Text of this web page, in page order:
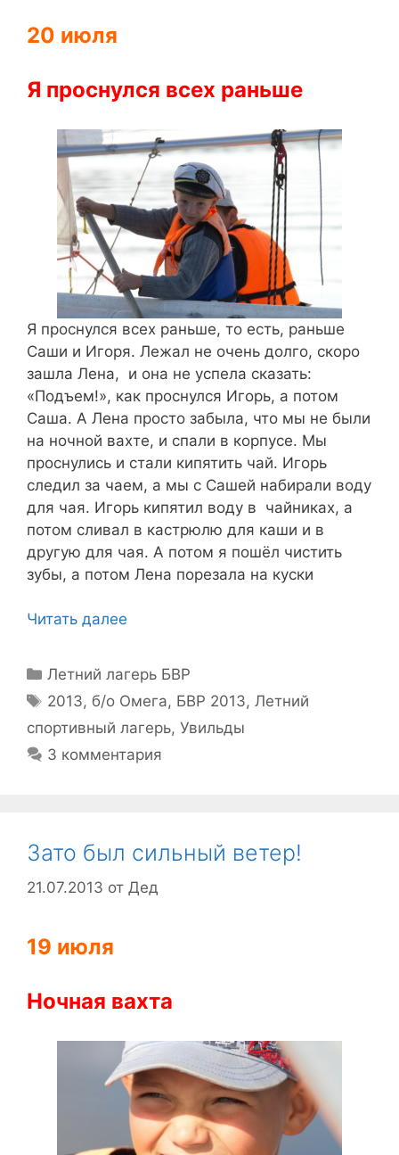
20 июля
Я проснулся всех раньше
Я проснулся всех раньше, то есть, раньше
Саши и Игоря. Лежал не очень долго, скоро
зашла Лена, и она не успела сказать:
«Подъем!», как проснулся Игорь, а потом
Саша. А Лена просто забыла, что мы не были
на ночной вахте, и спали в корпусе. Мы
проснулись и стали кипятить чай. Игорь
следил за чаем, а мы с Сашей набирали воду
для чая. Игорь кипятил воду в чайниках, а
потом сливал в кастрюлю для каши и в
другую для чая. А потом я пошёл чистить
зубы, а потом Лена порезала на куски
Читать далее
Рубрики
Летний лагерь БВР
Метки
2013, б/о Омега, БВР 2013,Летний
спортивный лагерь, Увильды
3 комментария
Зато был сильный ветер!
21.07.2013 от Дед
19 июля
Ночная вахта